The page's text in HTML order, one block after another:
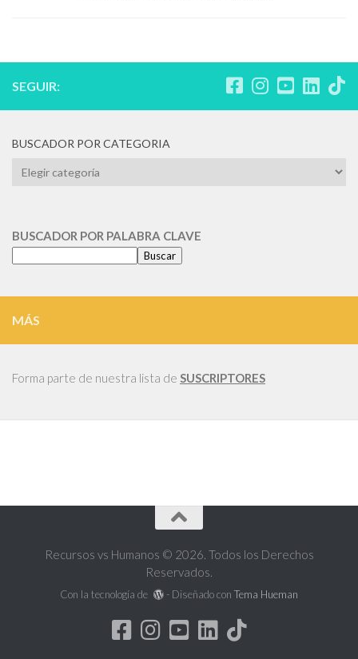
SEGUIR:
BUSCADOR POR CATEGORIA
BUSCADOR
BUSCADOR POR PALABRA CLAVE
Buscar
MÁS
Forma parte de nuestra lista de SUSCRIPTORES
Recursos vs Humanos © 2026. Todos los Derechos
Reservados.
Con la tecnología de - Diseñado con Tema Hueman